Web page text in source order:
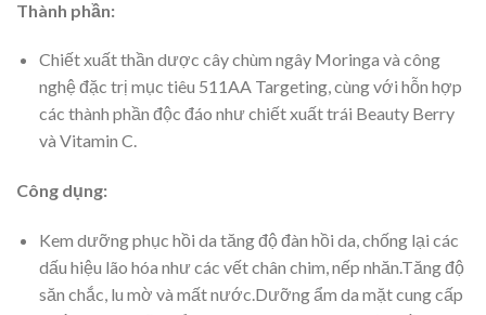
Thành phần:
Chiết xuất thần dược cây chùm ngây Moringa và công
nghệ đặc trị mục tiêu 511AA Targeting, cùng với hỗn hợp
các thành phần độc đáo như chiết xuất trái Beauty Berry
và Vitamin C.
Công dụng:
Kem dưỡng phục hồi da tăng độ đàn hồi da, chống lại các
dấu hiệu lão hóa như các vết chân chim, nếp nhăn.Tăng độ
săn chắc, lu mờ và mất nước.Dưỡng ẩm da mặt cung cấp